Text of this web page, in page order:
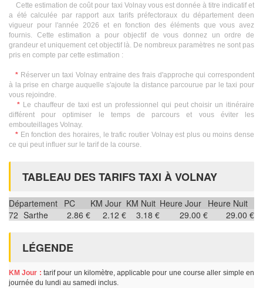
Cette estimation de coût pour taxi Volnay vous est donnée à titre indicatif et
a été calculée par rapport aux tarifs préfectoraux du département deen
vigueur pour l'année 2026 et en fonction des éléments que vous avez
fournis. Cette estimation a pour objectif de vous donnez un ordre de
grandeur et uniquement cet objectif là. De nombreux paramètres ne sont pas
pris en compte par cette estimation :
* Réserver un taxi Volnay entraine des frais d'approche qui correspondent
à la prise en charge auquelle s'ajoute la distance parcourue par le taxi pour
vous rejoindre.
* Le chauffeur de taxi est un professionnel qui peut choisir un itinéraire
différent pour optimiser le temps de parcours et vous éviter les
embouteillages Volnay.
* En fonction des horaires, le trafic routier Volnay est plus ou moins dense
ce qui peut influer sur le tarif de la course.
TABLEAU DES TARIFS TAXI À VOLNAY
Département PC KM Jour KM Nuit Heure Jour Heure Nuit
72 Sarthe 2.86 € 2.12 € 3.18 € 29.00 € 29.00 €
LÉGENDE
KM Jour : tarif pour un kilomètre, applicable pour une course aller simple en
journée du lundi au samedi inclus.